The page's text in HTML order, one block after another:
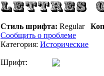
Стиль шрифта: Regular
Сообщить о проблеме
Категория: Исторические
Шрифт: